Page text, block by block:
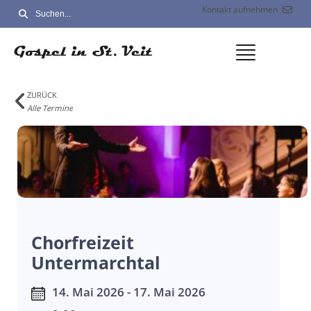
Kontakt aufnehmen
ZURÜCK
Alle Termine
Chorfreizeit
Untermarchtal
14. Mai 2026 - 17. Mai 2026